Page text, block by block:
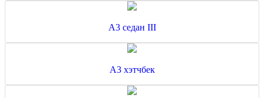
A3 седан III
A3 хэтчбек